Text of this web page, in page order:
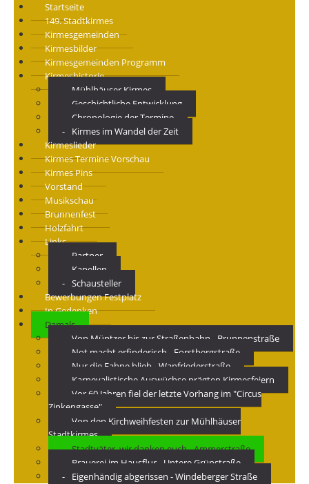
Startseite
149. Stadtkirmes
Kirmesgemeinden
Kirmesbilder
Kirmesgemeinden Programm
Kirmeshistorie
Mühlhäuser Kirmes
Geschichtliche Entwicklung
Chronologie der Termine
Kirmes im Wandel der Zeit
Kirmeslieder
Kirmes Termine Vorschau
Kirmes Pins
Vorstand
Musikschau
Brunnenfest
Holzfahrt
Links
Partner
Kapellen
Schausteller
Bewerbungen Festplatz
In Gedenken
Damals
Von Müntzer bis zur Straßenbahn - Brunnenstraße
Not macht erfinderisch - Forstbergstraße
Nur die Fahne blieb - Wanfriederstraße
Karnevalistische Auswüchse prägten Kirmesfeiern
Vor 60 Jahren fiel der letzte Vorhang im "Circus
Zinkengasse"
Von den Kirchweihfesten zur Mühlhäuser
Stadtkirmes
Stadtväter, wir danken euch - Ammerstraße
Brauerei im Hausflur - Untere Grünstraße
Eigenhändig abgerissen - Windeberger Straße